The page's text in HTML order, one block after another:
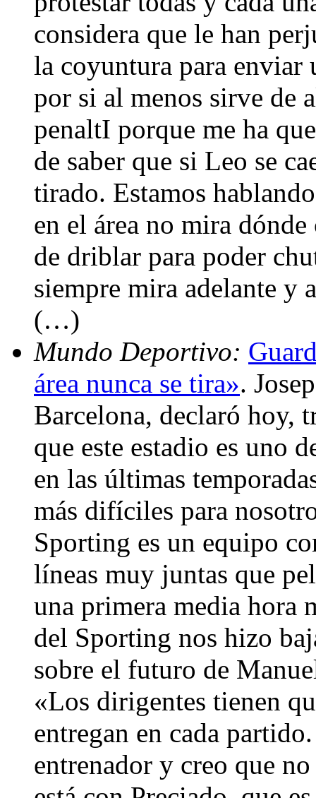
considera que le han
la coyuntura para enviar
por si al menos sirve de
penaltI porque me ha
de saber que si Leo se
tirado. Estamos
en el área no mira
de driblar para poder
siempre mira adelante y
(…)
Mundo Deportivo:
área nunca se tira».
Barcelona, declaró hoy,
que este estadio es uno
en las últimas
más difíciles para
Sporting es un equipo
líneas muy juntas que
una primera media hora
del Sporting nos hizo
sobre el futuro de
«Los dirigentes tienen
entregan en cada
entrenador y creo que